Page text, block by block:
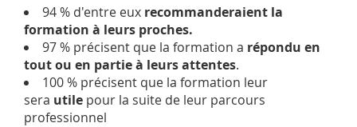
94 % d'entre eux recommanderaient la
formation à leurs proches.
97 % précisent que la formation a répondu en
tout ou en partie à leurs attentes.
100 % précisent que la formation leur
sera utile pour la suite de leur parcours
professionnel